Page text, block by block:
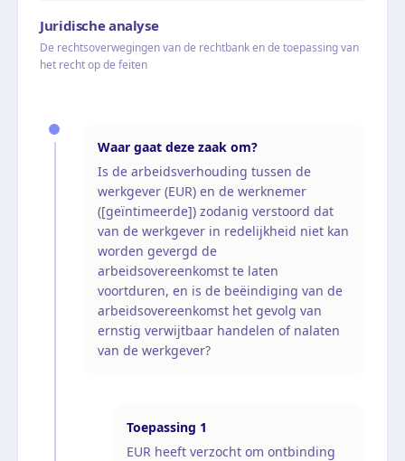
Juridische analyse
De rechtsoverwegingen van de rechtbank en de toepassing van
het recht op de feiten
Waar gaat deze zaak om?
Is de arbeidsverhouding tussen de
werkgever (EUR) en de werknemer
([geïntimeerde]) zodanig verstoord dat
van de werkgever in redelijkheid niet kan
worden gevergd de
arbeidsovereenkomst te laten
voortduren, en is de beëindiging van de
arbeidsovereenkomst het gevolg van
ernstig verwijtbaar handelen of nalaten
van de werkgever?
Toepassing 1
EUR heeft verzocht om ontbinding